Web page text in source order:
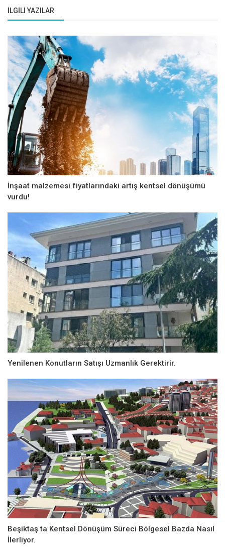
İLGILI YAZILAR
İnşaat malzemesi fiyatlarındaki artış kentsel dönüşümü
vurdu!
Yenilenen Konutların Satışı Uzmanlık Gerektirir.
Beşiktaş ta Kentsel Dönüşüm Süreci Bölgesel Bazda Nasıl
İlerliyor.